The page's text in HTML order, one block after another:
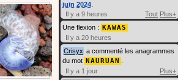
juin 2024
Il y a 9 heures
Tout Plus+
Une flexion : KAWAS
Il y a 20 heures
Crisyx a commenté les anagrammes
du mot NAURUAN
Il y a 1 jour
Plus+